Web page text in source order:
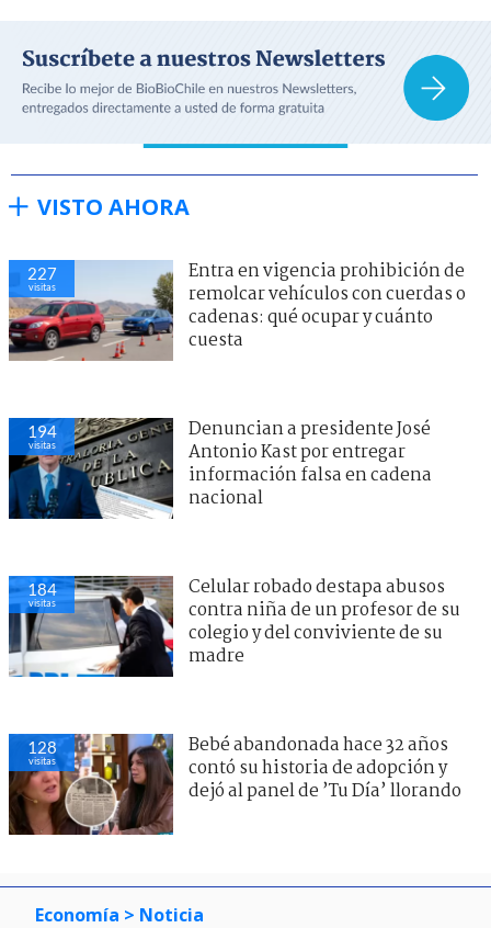
VISTO AHORA
227
visitas
Entra en vigencia prohibición de
remolcar vehículos con cuerdas o
cadenas: qué ocupar y cuánto
cuesta
194
visitas
Denuncian a presidente José
Antonio Kast por entregar
información falsa en cadena
nacional
184
visitas
Celular robado destapa abusos
contra niña de un profesor de su
colegio y del conviviente de su
madre
128
visitas
Bebé abandonada hace 32 años
contó su historia de adopción y
dejó al panel de ’Tu Día’ llorando
Economía > Noticia